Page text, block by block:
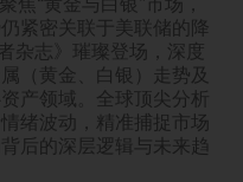
紧密关联于美联储的降
杂志》璀璨登场，深度
（黄金、白银）走势及
产领域。全球顶尖分析
绪波动，精准捕捉市场
后的深层逻辑与未来趋